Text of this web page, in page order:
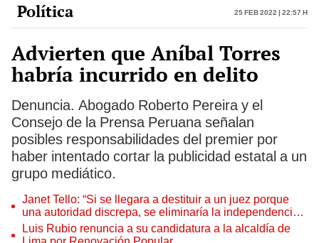
Política 25 Feb 2022 | 22:57 h
Advierten que Aníbal Torres
habría incurrido en delito
Denuncia. Abogado Roberto Pereira y el
Consejo de la Prensa Peruana señalan
posibles responsabilidades del premier por
haber intentado cortar la publicidad estatal a un
grupo mediático.
Janet Tello: “Si se llegara a destituir a un juez porque
una autoridad discrepa, se eliminaría la independencia
judicial”
Luis Rubio renuncia a su candidatura a la alcaldía de